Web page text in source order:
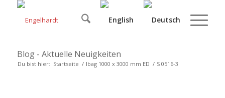
Blog - Aktuelle Neuigkeiten
Du bist hier: Startseite / Ibag 1000 x 3000 mm ED / S 0516-3